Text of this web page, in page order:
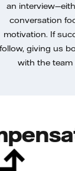
an
conversation
motivation. If
follow, giving us
with the